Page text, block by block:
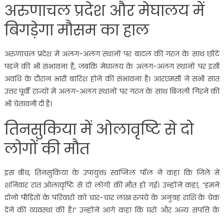
अरुणाचल प्रदेश और मेघालय में
बिगड़ेगा मौसम का हाल
अरुणाचल प्रदेश में अलग-अलग स्थानों पर बादल की गरज के साथ छींटे
पड़ने की भी संभावना है, जबकि मेघालय के अलग-अलग स्थानों पर इसी
अवधि के दौरान भारी बारिश होने की संभावना है। आरएमसी ने सभी सात
उत्तर पूर्वी राज्यों में अलग-अलग स्थानों पर गरज के साथ बिजली गिरने की
भी चेतावनी दी है।
तिनसुकिया में ओलावृष्टि से दो
लोगों की मौत
इस बीच, तिनसुकिया के उपायुक्त स्वप्निल पॉल ने कहा कि जिले में
शनिवार रात ओलावृष्टि से दो लोगों की मौत हो गई। उन्होंने कहा, “हमने
दोनों पीड़ितों के परिवारों को चार-चार लाख रुपये के अनुग्रह राशि के चेक
देने की व्यवस्था की है।” उन्होंने आगे कहा कि घरों और अन्य संपत्ति के